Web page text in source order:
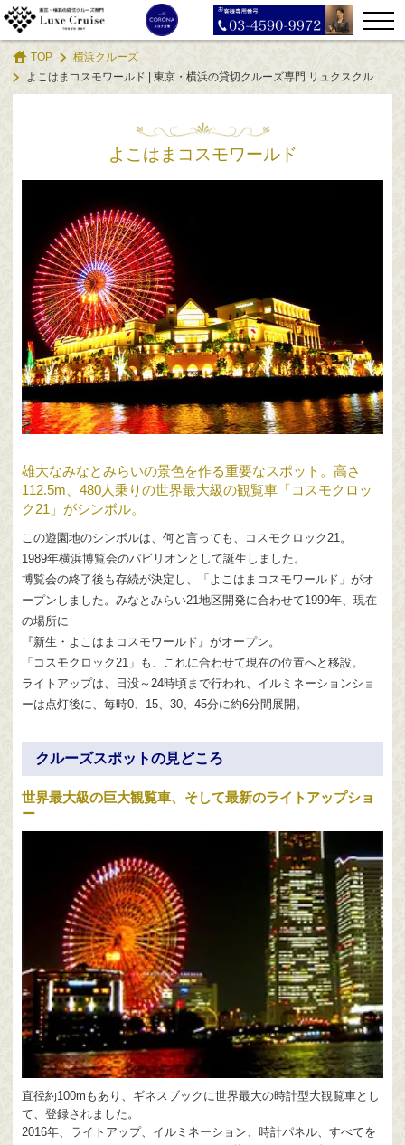
TOP
横浜クルーズ
よこはまコスモワールド | 東京・横浜の貸切クルーズ専門 リュクスクル...
よこはまコスモワールド
雄大なみなとみらいの景色を作る重要なスポット。高さ
112.5m、480人乗りの世界最大級の観覧車「コスモクロッ
ク21」がシンボル。
この遊園地のシンボルは、何と言っても、コスモクロック21。
1989年横浜博覧会のパビリオンとして誕生しました。
博覧会の終了後も存続が決定し、「よこはまコスモワールド」がオ
ープンしました。みなとみらい21地区開発に合わせて1999年、現在
の場所に
『新生・よこはまコスモワールド』がオープン。
「コスモクロック21」も、これに合わせて現在の位置へと移設。
ライトアップは、日没～24時頃まで行われ、イルミネーションショ
ーは点灯後に、毎時0、15、30、45分に約6分間展開。
クルーズスポットの見どころ
世界最大級の巨大観覧車、そして最新のライトアップショ
ー
直径約100mもあり、ギネスブックに世界最大の時計型大観覧車とし
て、登録されました。
2016年、ライトアップ、イルミネーション、時計パネル、すべてを